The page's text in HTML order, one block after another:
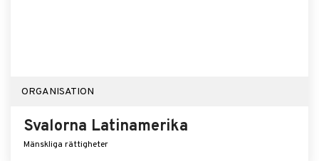
ORGANISATION
Svalorna Latinamerika
Mänskliga rättigheter